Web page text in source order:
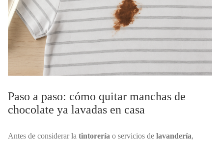
Paso a paso: cómo quitar manchas de
chocolate ya lavadas en casa
Antes de considerar la tintorería o servicios de lavandería,